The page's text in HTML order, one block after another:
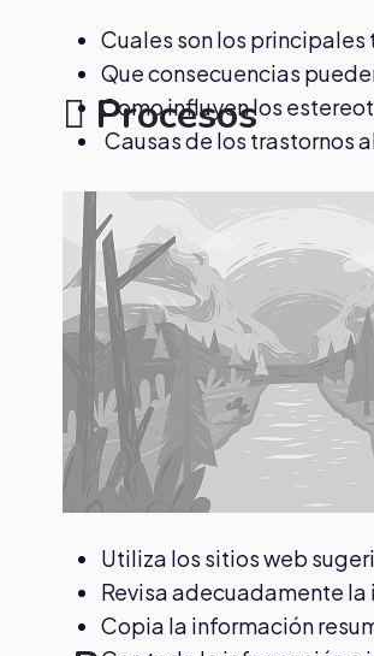
Cuales son los
Que consecuencias
Como influyen los
Causas de los trastornos
Procesos
Utiliza los sitios web
Revisa adecuadamente la
Copia la información